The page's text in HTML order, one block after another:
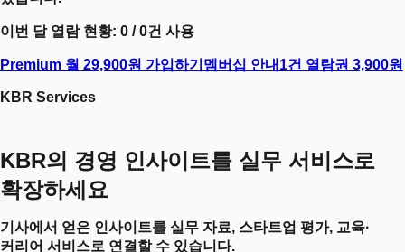
이번 달 열람 현황: 0 /0건 사용
Premium 월 29,900원 가입하기 멤버십 안내 1건 열람권 3,900원
KBR Services
KBR의 경영 인사이트를 실무 서비스로
확장하세요
기사에서 얻은 인사이트를 실무 자료, 스타트업 평가, 교육·
커리어 서비스로 연결할 수 있습니다.